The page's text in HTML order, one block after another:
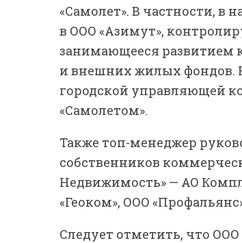
«Самолет». В частности, в
в ООО «Азимут»,
занимающееся развитием
и внешних жилых фондов.
городской управляющей
«Самолетом».
Также топ-менеджер
собственников
Недвижимость» — АО
«Геоком», ООО
Следует отметить, что